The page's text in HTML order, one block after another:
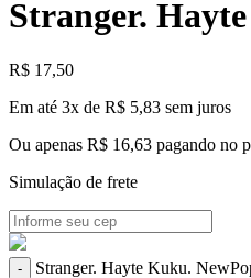
Stranger.
R$ 17,50
Em até 3x de R$ 5,83 sem juros
Ou apenas R$ 16,63 pagando no
Simulação de frete
Stranger. Hayte Kuku.